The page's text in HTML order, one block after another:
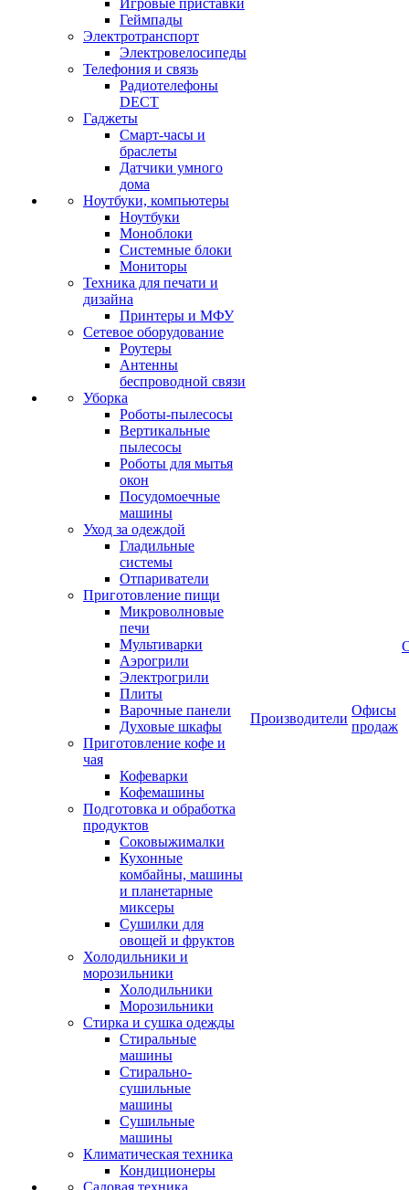
Игровые приставки
Геймпады
Электротранспорт
Электровелосипеды
Телефония и связь
Радиотелефоны
DECT
Гаджеты
Смарт-часы и
браслеты
Датчики умного
дома
Ноутбуки, компьютеры
Ноутбуки
Моноблоки
Системные блоки
Мониторы
Техника для печати и
дизайна
Принтеры и МФУ
Сетевое оборудование
Роутеры
Антенны
беспроводной связи
Уборка
Роботы-пылесосы
Вертикальные
пылесосы
Роботы для мытья
окон
Посудомоечные
машины
Уход за одеждой
Гладильные
системы
Отпариватели
Приготовление пищи
Микроволновые
печи
Мультиварки
Аэрогрили
Электрогрили
Плиты
Варочные панели
Духовые шкафы
Приготовление кофе и
чая
Кофеварки
Кофемашины
Подготовка и обработка
продуктов
Соковыжималки
Кухонные
комбайны, машины
и планетарные
миксеры
Сушилки для
овощей и фруктов
Холодильники и
морозильники
Холодильники
Морозильники
Стирка и сушка одежды
Стиральные
машины
Стирально-
сушильные
машины
Сушильные
машины
Климатическая техника
Кондиционеры
Садовая техника
Производители
Офисы
продаж